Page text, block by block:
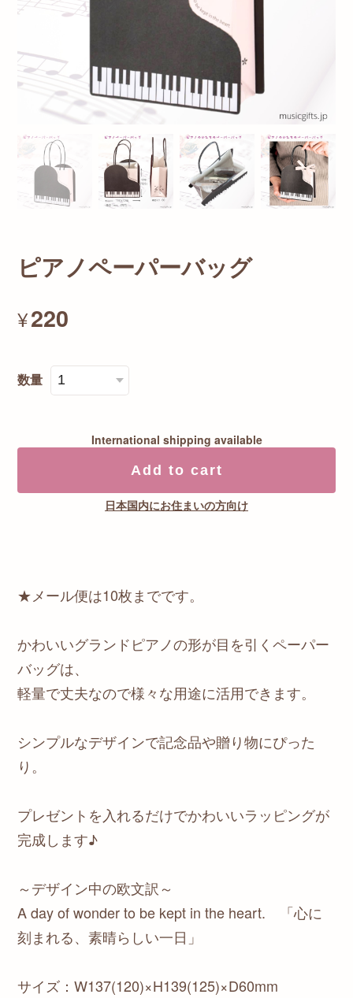
ピアノペーパーバッグ
¥220
数量
International shipping available
Add to cart
日本国内にお住まいの方向け
★メール便は10枚までです。
かわいいグランドピアノの形が目を引くペーパー
バッグは、
軽量で丈夫なので様々な用途に活用できます。
シンプルなデザインで記念品や贈り物にぴった
り。
プレゼントを入れるだけでかわいいラッピングが
完成します♪
～デザイン中の欧文訳～
A day of wonder to be kept in the heart. 「心に
刻まれる、素晴らしい一日」
サイズ：W137(120)×H139(125)×D60mm